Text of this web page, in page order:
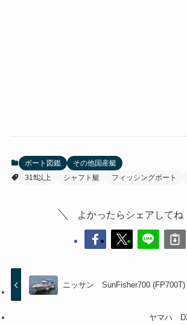
ボート図鑑
その他国産艇
31ft以上
シャフト艇 フィッシングボート
よかったらシェアしてね
ニッサン SunFisher700 (FP700T)
ヤマハ